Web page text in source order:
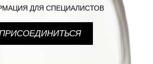
ДЛЯ СПЕЦИАЛИСТОВ